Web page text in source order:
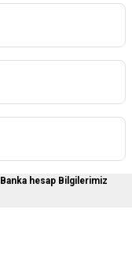
Banka hesap Bilgilerimiz